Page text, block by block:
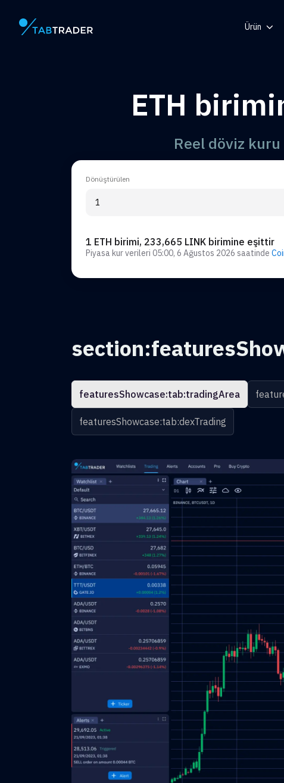
Ana Sayfa Ürün
QR
ETH
Reel döviz
Dönüştürülen
1 ETH birimi, 233,665 LINK birimine eşittir
Piyasa kur verileri 05:00, 6 Ağustos 2026 saatinde
featuresShowcase:tab:tradingArea
featuresShowcase:tab:dexTrading